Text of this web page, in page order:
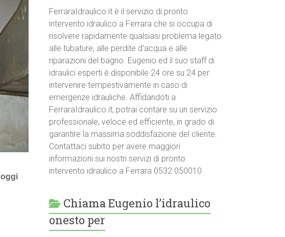
oggi
FerraraIdraulico.it è il servizio di pronto
intervento idraulico a Ferrara che si occupa di
risolvere rapidamente qualsiasi problema legato
alle tubature, alle perdite d’acqua e alle
riparazioni del bagno. Eugenio ed il suo staff di
idraulici esperti è disponibile 24 ore su 24 per
intervenire tempestivamente in caso di
emergenze idrauliche. Affidandoti a
FerraraIdraulico.it, potrai contare su un servizio
professionale, veloce ed efficiente, in grado di
garantire la massima soddisfazione del cliente.
Contattaci subito per avere maggiori
informazioni sui nostri servizi di pronto
intervento idraulico a Ferrara 0532 050010
Chiama Eugenio l’idraulico
onesto per